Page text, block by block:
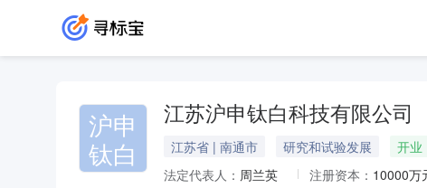
沪申
钛白
江苏沪申钛白科技有限公司
江苏省 | 南通市 研究和试验发展
开业
法定代表人： 周兰英 注册资本： 10000万